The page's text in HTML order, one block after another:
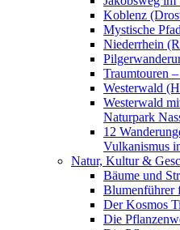
Koblenz
Mystische
Niederrhein
Traumtouren
Westerwald
Westerwald
Naturpark
12
Vulkanismus
Natur, Kultur &
Bäume und
Blumenführer
Der Kosmos
Die